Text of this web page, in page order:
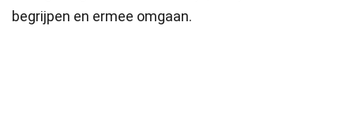
begrijpen en ermee omgaan.